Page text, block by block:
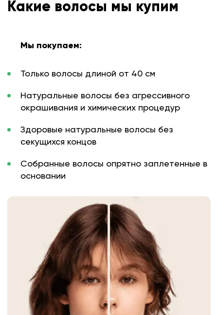
Какие волосы мы купим
Мы покупаем:
Только волосы длиной от 40 см
Натуральные волосы без агрессивного
окрашивания и химических процедур
Здоровые натуральные волосы без
секущихся концов
Собранные волосы опрятно заплетенные в
основании